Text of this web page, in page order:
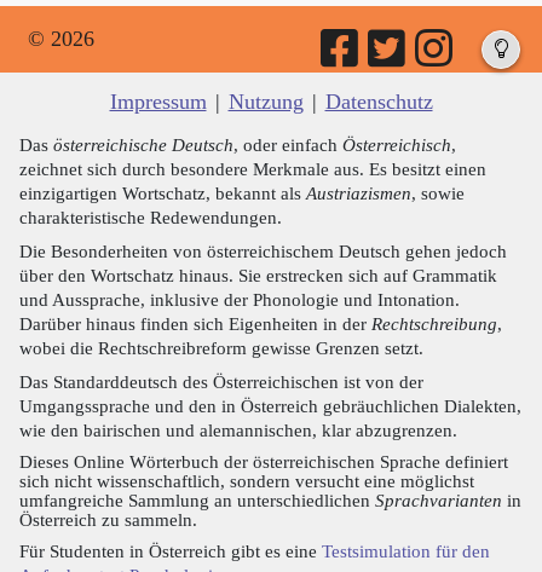
© 2026
Impressum | Nutzung | Datenschutz
Das österreichische Deutsch, oder einfach Österreichisch,
zeichnet sich durch besondere Merkmale aus. Es besitzt einen
einzigartigen Wortschatz, bekannt als Austriazismen, sowie
charakteristische Redewendungen.
Die Besonderheiten von österreichischem Deutsch gehen jedoch
über den Wortschatz hinaus. Sie erstrecken sich auf Grammatik
und Aussprache, inklusive der Phonologie und Intonation.
Darüber hinaus finden sich Eigenheiten in der Rechtschreibung,
wobei die Rechtschreibreform gewisse Grenzen setzt.
Das Standarddeutsch des Österreichischen ist von der
Umgangssprache und den in Österreich gebräuchlichen Dialekten,
wie den bairischen und alemannischen, klar abzugrenzen.
Dieses Online Wörterbuch der österreichischen Sprache definiert
sich nicht wissenschaftlich, sondern versucht eine möglichst
umfangreiche Sammlung an unterschiedlichen Sprachvarianten in
Österreich zu sammeln.
Für Studenten in Österreich gibt es eine Testsimulation für den